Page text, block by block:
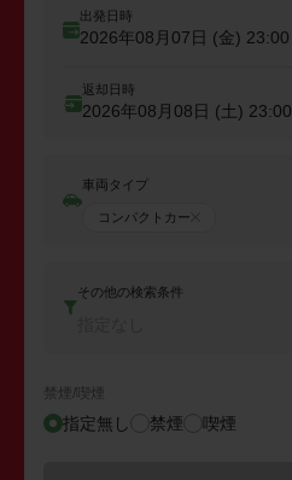
出発日時
2026年08月07日 (金) 23:00
返却日時
2026年08月08日 (土) 23:00
車両タイプ
コンパクトカー
その他の検索条件
禁煙/喫煙
指定無し 禁煙 喫煙